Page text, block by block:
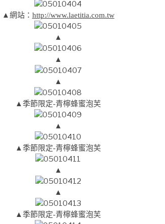
▲網站： http://www.laetitia.com.tw
▲
▲
▲
▲季節限定-青檸蜂蜜泡芙
▲
▲季節限定-青檸蜂蜜泡芙
▲
▲
▲季節限定-青檸蜂蜜泡芙